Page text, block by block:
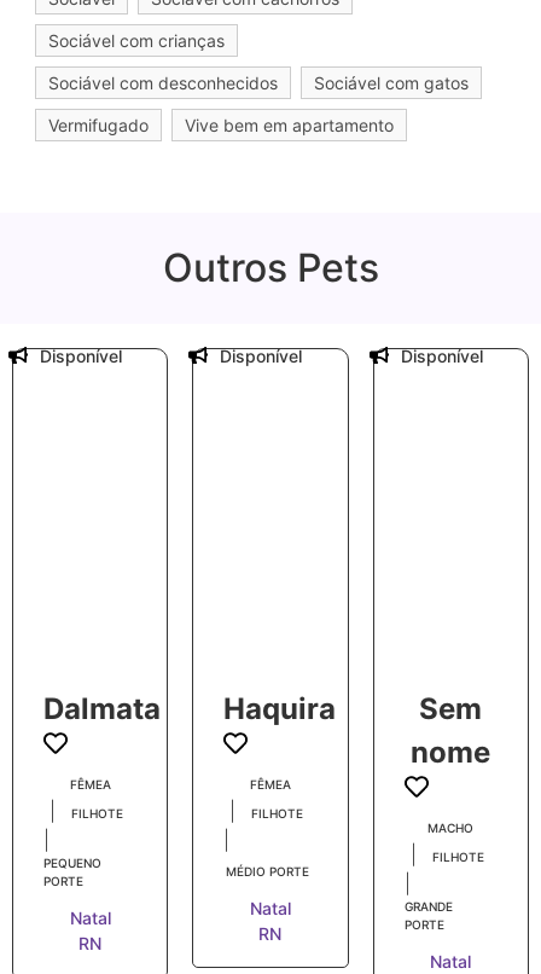
Sociável com crianças
Sociável com desconhecidos Sociável com gatos
Vermifugado Vive bem em apartamento
Outros Pets
Dalmata
FÊMEA
FILHOTE
PEQUENO
PORTE
Natal
RN
Disponível
Haquira
FÊMEA
FILHOTE
MÉDIO PORTE
Natal
RN
Disponível
Sem
nome
MACHO
FILHOTE
GRANDE
PORTE
Natal
Disponível